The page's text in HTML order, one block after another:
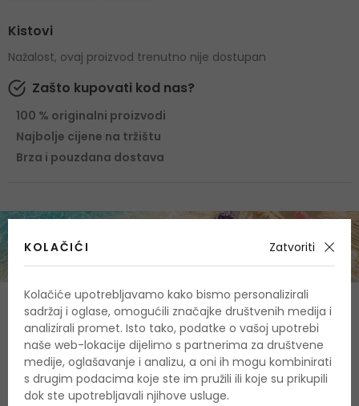
Kistovi
Nažalost, ovaj proizvod trenutno nije dostupan
Zašto kupovati kod nas?
100 % originalni proizvodi
Najbolje cijene na tržištu
Brza i pouzdana dostava
O proizvodu
OPIS OCJENA OSTALE INFORMACIJE
KOLAČIĆI Zatvoriti
Kolačiće upotrebljavamo kako bismo personalizirali
sadržaj i oglase, omogućili značajke društvenih medija i
analizirali promet. Isto tako, podatke o vašoj upotrebi
naše web-lokacije dijelimo s partnerima za društvene
medije, oglašavanje i analizu, a oni ih mogu kombinirati
s drugim podacima koje ste im pružili ili koje su prikupili
dok ste upotrebljavali njihove usluge.